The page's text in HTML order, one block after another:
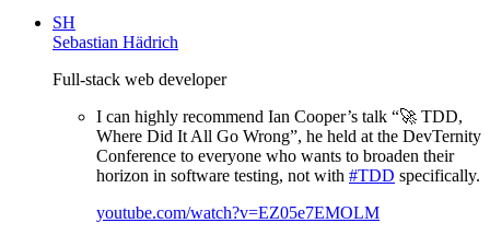
SH
Sebastian Hädrich
Full-stack web developer
I can highly recommend Ian Cooper’s talk “🚀 TDD,
Where Did It All Go Wrong”, he held at the DevTernity
Conference to everyone who wants to broaden their
horizon in software testing, not with #TDD specifically.
youtube.com/watch?v=EZ05e7EMOLM